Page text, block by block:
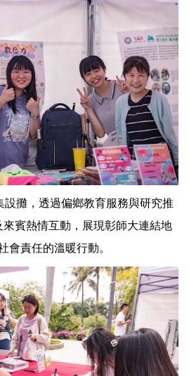
攤，透過偏鄉教育服務與研究推
賓熱情互動，展現彰師大連結地
會責任的溫暖行動。